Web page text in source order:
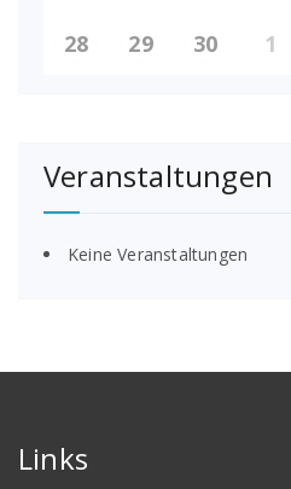
28 29 30 1
Veranstaltungen
Keine Veranstaltungen
Links